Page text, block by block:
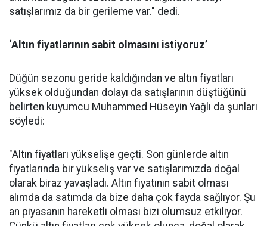
satışlarımız da bir gerileme var." dedi.
‘Altın fiyatlarının sabit olmasını istiyoruz’
Düğün sezonu geride kaldığından ve altın fiyatları
yüksek olduğundan dolayı da satışlarının düştüğünü
belirten kuyumcu Muhammed Hüseyin Yağlı da şunları
söyledi:
"Altın fiyatları yükselişe geçti. Son günlerde altın
fiyatlarında bir yükseliş var ve satışlarımızda doğal
olarak biraz yavaşladı. Altın fiyatının sabit olması
alımda da satımda da bize daha çok fayda sağlıyor. Şu
an piyasanın hareketli olması bizi olumsuz etkiliyor.